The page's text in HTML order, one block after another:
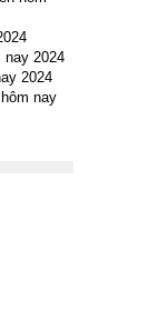
nay 2024
2024
nay